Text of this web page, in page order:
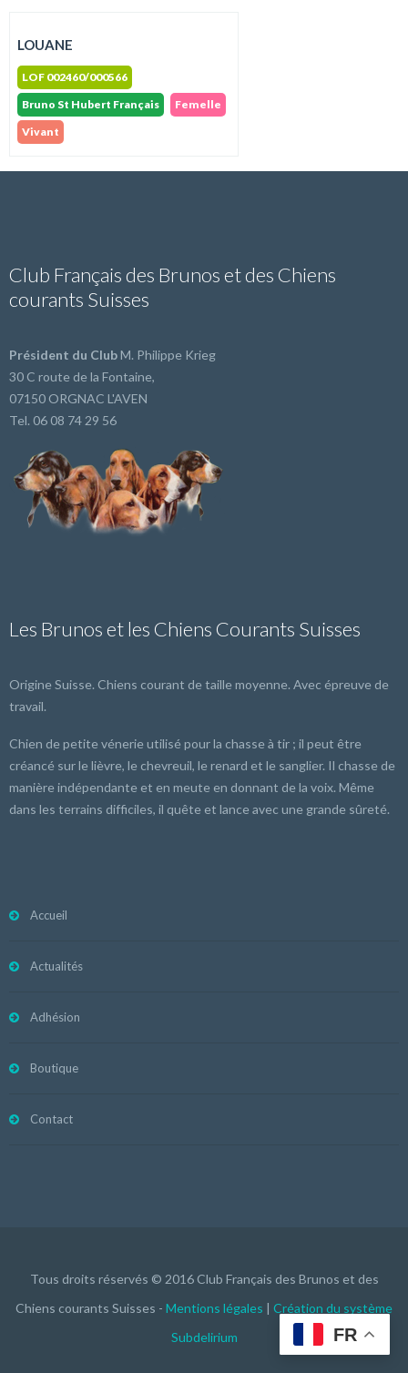
LOUANE
LOF 002460/000566
Bruno St Hubert Français
Femelle
Vivant
Club Français des Brunos et des Chiens
courants Suisses
Président du ClubM. Philippe Krieg
30 C route de la Fontaine,
07150 ORGNAC L'AVEN
Tel. 06 08 74 29 56
Les Brunos et les Chiens Courants Suisses
Origine Suisse. Chiens courant de taille moyenne. Avec épreuve de
travail.
Chien de petite vénerie utilisé pour la chasse à tir ; il peut être
créancé sur le lièvre, le chevreuil, le renard et le sanglier. Il chasse de
manière indépendante et en meute en donnant de la voix. Même
dans les terrains difficiles, il quête et lance avec une grande sûreté.
Accueil
Actualités
Adhésion
Boutique
Contact
Tous droits réservés © 2016 Club Français des Brunos et des
Chiens courants Suisses - Mentions légales | Création du système
Subdelirium
FR